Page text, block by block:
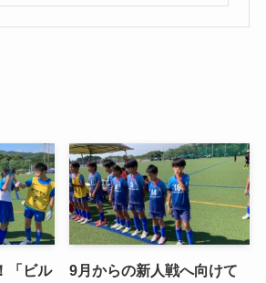
「ビル
9月からの新人戦へ向けて